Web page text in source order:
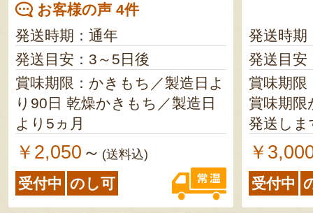
お客様の声 4件
発送時期：通年
発送目安：3～5日後
賞味期限：かきもち／製造日よ
り90日 乾燥かきもち／製造日
より5ヵ月
￥2,050 ～ (送料込)
受付中 のし可
発送時期
発送目安
賞味期限
賞味期限
発送しま
￥
受付中